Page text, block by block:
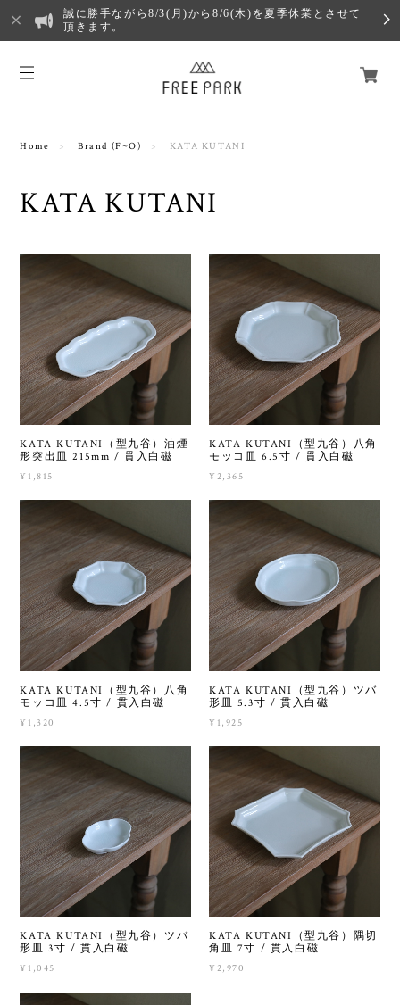
誠に勝手ながら8/3(月)から8/6(木)を夏季休業とさせて
頂きます。
Home Brand (F~O) KATA KUTANI
KATA KUTANI
KATA KUTANI（型九谷）油煙
形突出皿 215mm / 貫入白磁
¥1,815
KATA KUTANI（型九谷）八角
モッコ皿 6.5寸 / 貫入白磁
¥2,365
KATA KUTANI（型九谷）八角
モッコ皿 4.5寸 / 貫入白磁
¥1,320
KATA KUTANI（型九谷）ツバ
形皿 5.3寸 / 貫入白磁
¥1,925
KATA KUTANI（型九谷）ツバ
形皿 3寸 / 貫入白磁
¥1,045
KATA KUTANI（型九谷）隅切
角皿 7寸 / 貫入白磁
¥2,970